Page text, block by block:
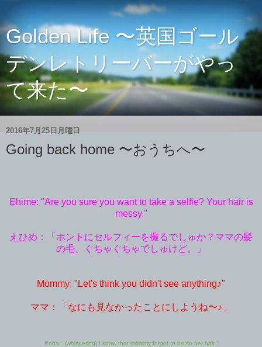
Golden Life 〜英国ゴール
デンレトリーバーがやっ
て来た〜
2016年7月25日月曜日
Going back home 〜おうちへ〜
Ehime: "Are you sure you want to take a selfie? Your hair is
messy."
えひめ：「ホントにセルフィーを撮るでしゅか？ママの髪
の毛、ぐちゃぐちゃでしゅけど。」
Mommy: "Let's think you didn't see anything♪"
ママ：「なにも見なかったことにしようね〜♪」
Kona: "(whispering) I know that mommy forgot to brush her hair."